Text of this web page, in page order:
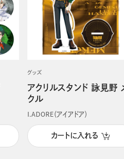
グッズ
アクリルスタンド 詠見野
クル
I.ADORE（アイアドア）
カートに入れる